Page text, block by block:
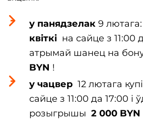
у панядзелак 9 лютага:
квіткі на сайце з 11:00
атрымай шанец на
BYN !
у чацвер 12 лютага купі
сайце з 11:00 да 17:00 і
розыгрышы 2 000 BYN